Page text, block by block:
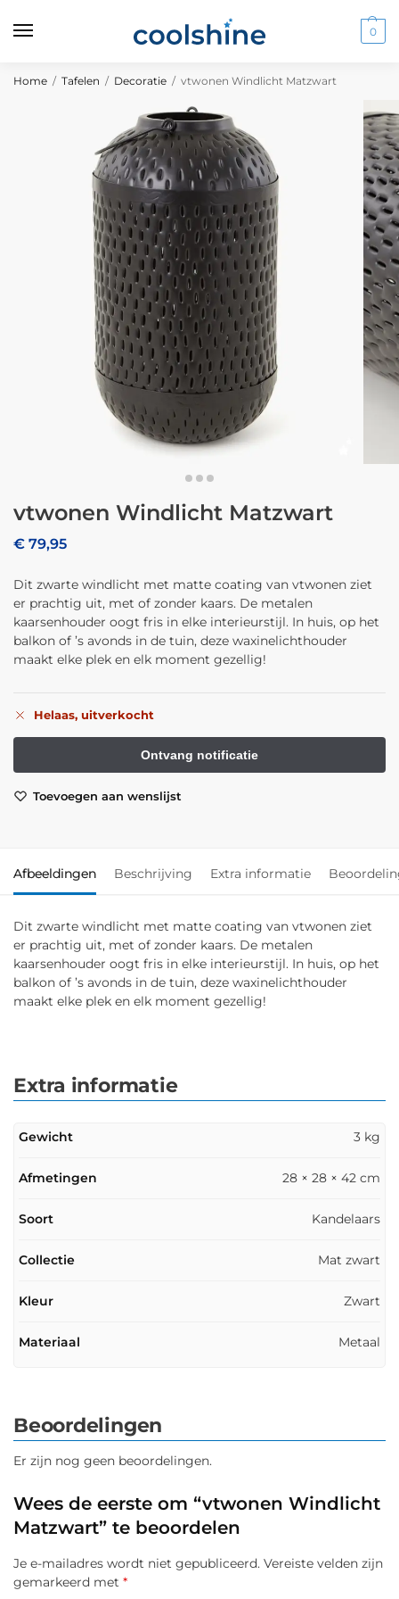
0
Home / Tafelen / Decoratie / vtwonen Windlicht Matzwart
vtwonen Windlicht Matzwart
€ 79,95
Dit zwarte windlicht met matte coating van vtwonen ziet
er prachtig uit, met of zonder kaars. De metalen
kaarsenhouder oogt fris in elke interieurstijl. In huis, op het
balkon of ’s avonds in de tuin, deze waxinelichthouder
maakt elke plek en elk moment gezellig!
Helaas, uitverkocht
Toevoegen aan wenslijst
Afbeeldingen Beschrijving Extra informatie
Dit zwarte windlicht met matte coating van vtwonen ziet
er prachtig uit, met of zonder kaars. De metalen
kaarsenhouder oogt fris in elke interieurstijl. In huis, op het
balkon of ’s avonds in de tuin, deze waxinelichthouder
maakt elke plek en elk moment gezellig!
Extra informatie
Gewicht 3 kg
Afmetingen 28 × 28 × 42 cm
Soort Kandelaars
Collectie Mat zwart
Kleur Zwart
Materiaal Metaal
Beoordelingen
Er zijn nog geen beoordelingen.
Wees de eerste om “vtwonen Windlicht
Matzwart” te beoordelen
Je e-mailadres wordt niet gepubliceerd. Vereiste velden zijn
gemarkeerd met *